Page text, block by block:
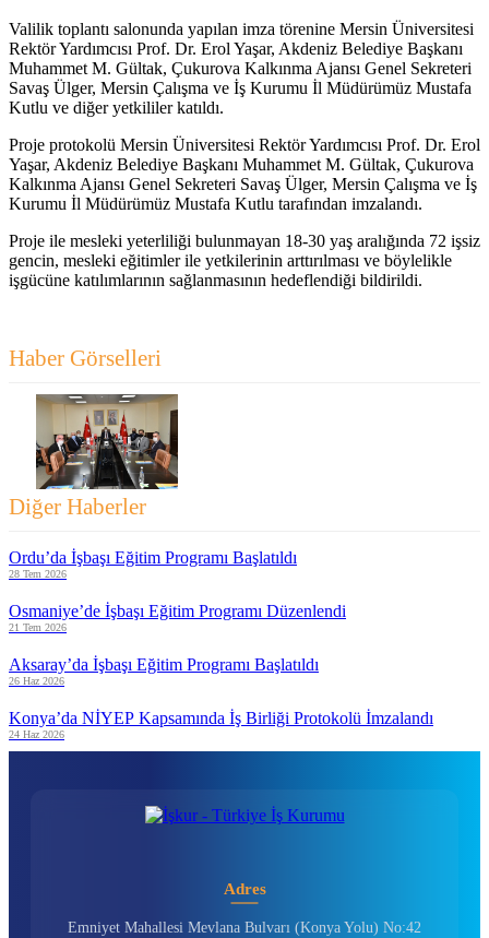
Valilik toplantı salonunda yapılan imza törenine Mersin Üniversitesi
Rektör Yardımcısı Prof. Dr. Erol Yaşar, Akdeniz Belediye Başkanı
Muhammet M. Gültak, Çukurova Kalkınma Ajansı Genel Sekreteri
Savaş Ülger, Mersin Çalışma ve İş Kurumu İl Müdürümüz Mustafa
Kutlu ve diğer yetkililer katıldı.
Proje protokolü Mersin Üniversitesi Rektör Yardımcısı Prof. Dr. Erol
Yaşar, Akdeniz Belediye Başkanı Muhammet M. Gültak, Çukurova
Kalkınma Ajansı Genel Sekreteri Savaş Ülger, Mersin Çalışma ve İş
Kurumu İl Müdürümüz Mustafa Kutlu tarafından imzalandı.
Proje ile mesleki yeterliliği bulunmayan 18-30 yaş aralığında 72 işsiz
gencin, mesleki eğitimler ile yetkilerinin arttırılması ve böylelikle
işgücüne katılımlarının sağlanmasının hedeflendiği bildirildi.
Haber Görselleri
Diğer Haberler
Ordu’da İşbaşı Eğitim Programı Başlatıldı
28 Tem 2026
Osmaniye’de İşbaşı Eğitim Programı Düzenlendi
21 Tem 2026
Aksaray’da İşbaşı Eğitim Programı Başlatıldı
26 Haz 2026
Konya’da NİYEP Kapsamında İş Birliği Protokolü İmzalandı
24 Haz 2026
Adres
Emniyet Mahallesi Mevlana Bulvarı (Konya Yolu) No:42